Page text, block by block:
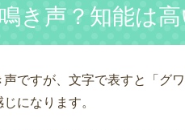
き声？知能は
声ですが、文字で表すと「グ
になります。